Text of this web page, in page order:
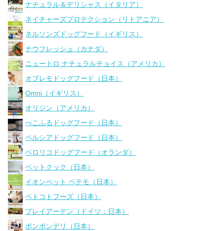
ナチュラル＆デリシャス（イタリア）
ネイチャーズプロテクション（リトアニア）
ネルソンズドッグフード（イギリス）
ナウフレッシュ（カナダ）
ニュートロ ナチュラルチョイス（アメリカ）
オブレモドッグフード（日本）
Omni（イギリス）
オリジン（アメリカ）
ぺこふるドッグフード（日本）
ペルシアドッグフード（日本）
ペロリコドッグフード（オランダ）
ペットクック（日本）
イオンペット ペテモ（日本）
ペトコトフーズ（日本）
プレイアーデン（ドイツ：日本）
ポンポンデリ（日本）